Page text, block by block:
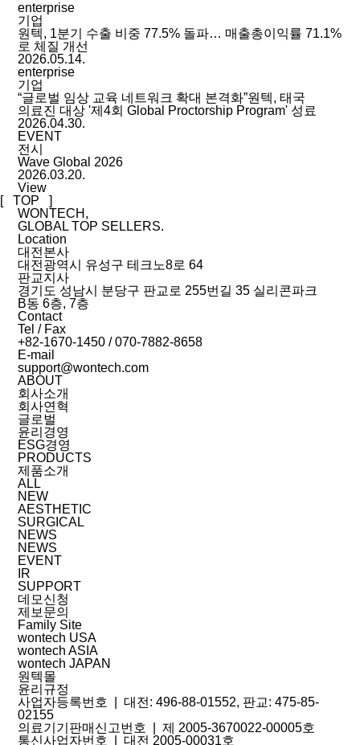
enterprise
기업
원텍, 1분기 수출 비중 77.5% 돌파… 매출총이익률 71.1%
로 체질 개선
2026.05.14.
enterprise
기업
“글로벌 임상 교육 네트워크 확대 본격화”원텍, 태국
의료진 대상 '제4회 Global Proctorship Program' 성료
2026.04.30.
EVENT
전시
Wave Global 2026
2026.03.20.
View
[ TOP ]
WONTECH,
GLOBAL TOP SELLERS.
Location
대전본사
대전광역시 유성구 테크노8로 64
판교지사
경기도 성남시 분당구 판교로 255번길 35 실리콘파크
B동 6층, 7층
Contact
Tel / Fax
+82-1670-1450 / 070-7882-8658
E-mail
support@wontech.com
ABOUT
회사소개
회사연혁
글로벌
윤리경영
ESG경영
PRODUCTS
제품소개
ALL
NEW
AESTHETIC
SURGICAL
NEWS
NEWS
EVENT
IR
SUPPORT
데모신청
제보문의
Family Site
wontech USA
wontech ASIA
wontech JAPAN
원텍몰
윤리규정
사업자등록번호 |
대전: 496-88-01552, 판교: 475-85-
02155
의료기기판매신고번호 |
제 2005-3670022-00005호
통신사업자번호 |
대전 2005-00031호